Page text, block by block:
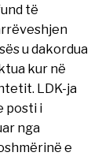
të
u dakordua
kur në
LDK-ja
posti i
nga
e